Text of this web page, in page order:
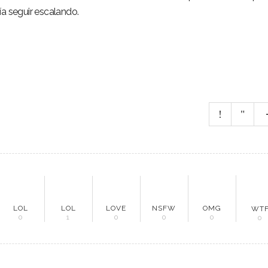
seguir escalando.
LOL
0
LOL
1
LOVE
0
NSFW
0
OMG
0
0
Minero